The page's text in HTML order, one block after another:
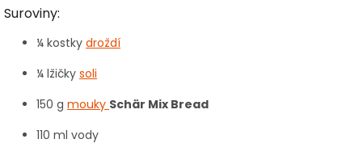
Suroviny:
¼ kostky droždí
¼ lžičky soli
150 g mouky Schär Mix Bread
110 ml vody